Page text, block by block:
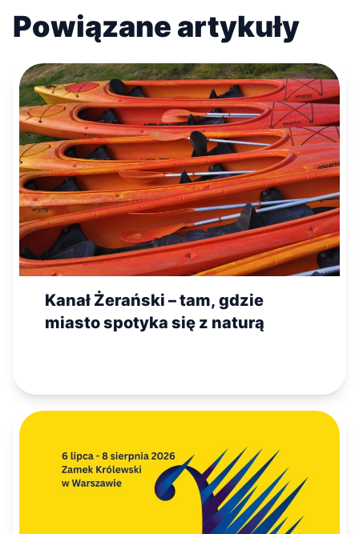
Powiązane artykuły
Kanał Żerański – tam, gdzie
miasto spotyka się z naturą